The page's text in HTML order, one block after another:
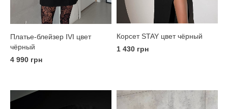
Платье-блейзер IVI цвет
чёрный
4 990 грн
Корсет STAY цвет чёрный
1 430 грн